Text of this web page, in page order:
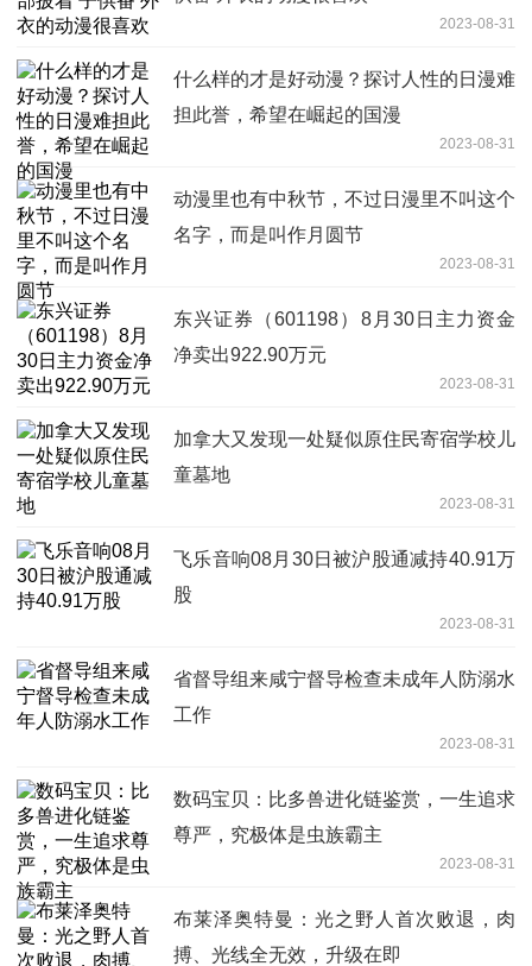
2023-08-31
什么样的才是好动漫？探讨人性的日漫难
担此誉，希望在崛起的国漫
2023-08-31
动漫里也有中秋节，不过日漫里不叫这个
名字，而是叫作月圆节
2023-08-31
东兴证券（601198）8月30日主力资金
净卖出922.90万元
2023-08-31
加拿大又发现一处疑似原住民寄宿学校儿
童墓地
2023-08-31
飞乐音响08月30日被沪股通减持40.91万
股
2023-08-31
省督导组来咸宁督导检查未成年人防溺水
工作
2023-08-31
数码宝贝：比多兽进化链鉴赏，一生追求
尊严，究极体是虫族霸主
2023-08-31
布莱泽奥特曼：光之野人首次败退，肉
搏、光线全无效，升级在即